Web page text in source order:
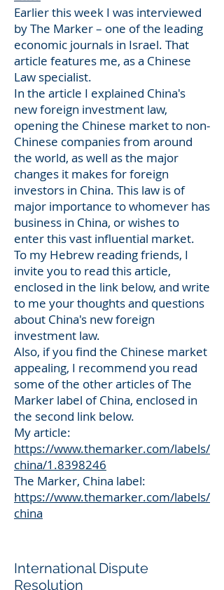
Earlier this week I was interviewed
by The Marker – one of the leading
economic journals in Israel. That
article features me, as a Chinese
Law specialist.
In the article I explained China's
new foreign investment law,
opening the Chinese market to non-
Chinese companies from around
the world, as well as the major
changes it makes for foreign
investors in China. This law is of
major importance to whomever has
business in China, or wishes to
enter this vast influential market.
To my Hebrew reading friends, I
invite you to read this article,
enclosed in the link below, and write
to me your thoughts and questions
about China's new foreign
investment law.
Also, if you find the Chinese market
appealing, I recommend you read
some of the other articles of The
Marker label of China, enclosed in
the second link below.
My article:
https://www.themarker.com/labels/
china/1.8398246
The Marker, China label:
https://www.themarker.com/labels/
china
International Dispute
Resolution